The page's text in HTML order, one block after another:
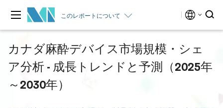
このレポートについて
カナダ麻酔デバイス市場規模・シェ
ア分析 - 成長トレンドと予測（2025年
～2030年）